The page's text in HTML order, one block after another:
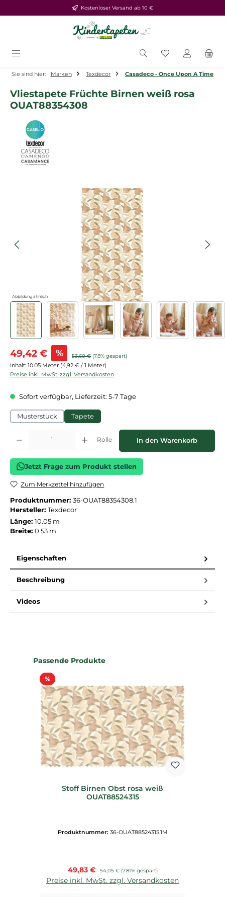
Zum Hauptinhalt springenKostenloser Versand ab 10 €
Du hast 0
Sie sind hier: Marken Texdecor Casadeco - Once Upon A Time
Vliestapete Früchte Birnen weiß rosa
OUAT88354308
Bildergalerie überspringen
Abbildung ähnlich
Verkaufspreis:
49,42 € % Regulärer Preis:
53,60 € (7.8% gespart)
Inhalt: 10.05 Meter (4,92 € / 1 Meter)
Preise inkl. MwSt. zzgl. Versandkosten
Sofort verfügbar, Lieferzeit: 5-7 Tage
Musterstück Tapete
Produkt Anzahl: Gib den gewünschten Wert ein oder benutze die
Rolle In den Warenkorb
Jetzt Frage zum Produkt stellen
Zum Merkzettel hinzufügen
Produktnummer: 36-OUAT88354308.1
Hersteller: Texdecor
Länge: 10.05 m
Breite: 0.53 m
Eigenschaften
Beschreibung
Videos
Produktgalerie überspringen
Passende Produkte
%Rabatt
Stoff Birnen Obst rosa weiß
OUAT88524315
Produktnummer: 36-OUAT88524315.1M
Verkaufspreis:
49,83 € Regulärer Preis:
54,05 € (7.81% gespart)
Preise inkl. MwSt. zzgl. Versandkosten